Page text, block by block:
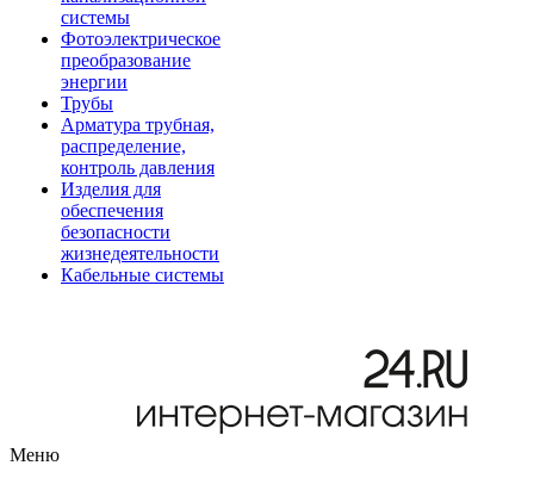
системы
Фотоэлектрическое
преобразование
энергии
Трубы
Арматура трубная,
распределение,
контроль давления
Изделия для
обеспечения
безопасности
жизнедеятельности
Кабельные системы
Меню